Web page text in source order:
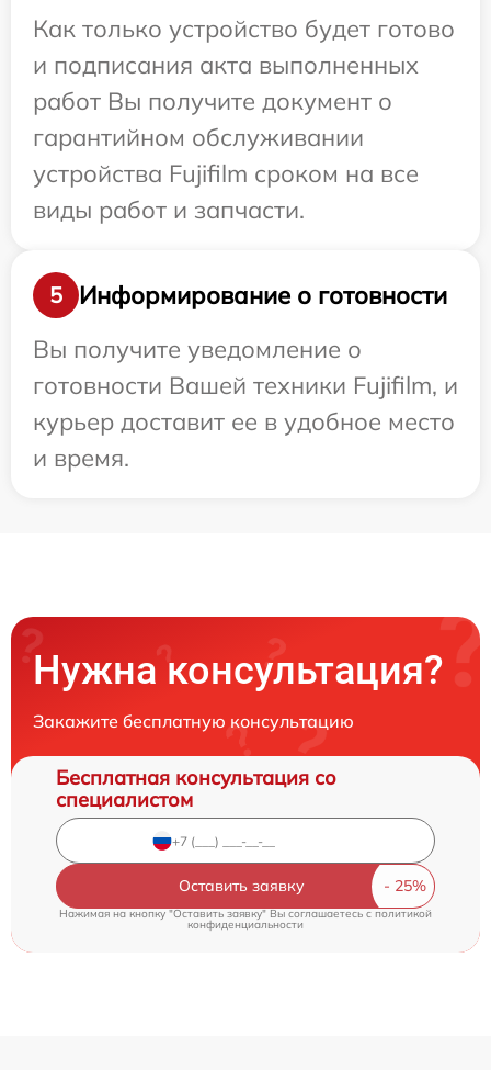
Как только устройство будет готово
и подписания акта выполненных
работ Вы получите документ о
гарантийном обслуживании
устройства Fujifilm сроком на все
виды работ и запчасти.
5
Информирование о готовности
Вы получите уведомление о
готовности Вашей техники Fujifilm, и
курьер доставит ее в удобное место
и время.
Нужна консультация?
Закажите бесплатную консультацию
Бесплатная консультация со
специалистом
Оставить заявку
Нажимая на кнопку "Оставить заявку" Вы соглашаетесь c политикой
конфиденциальности